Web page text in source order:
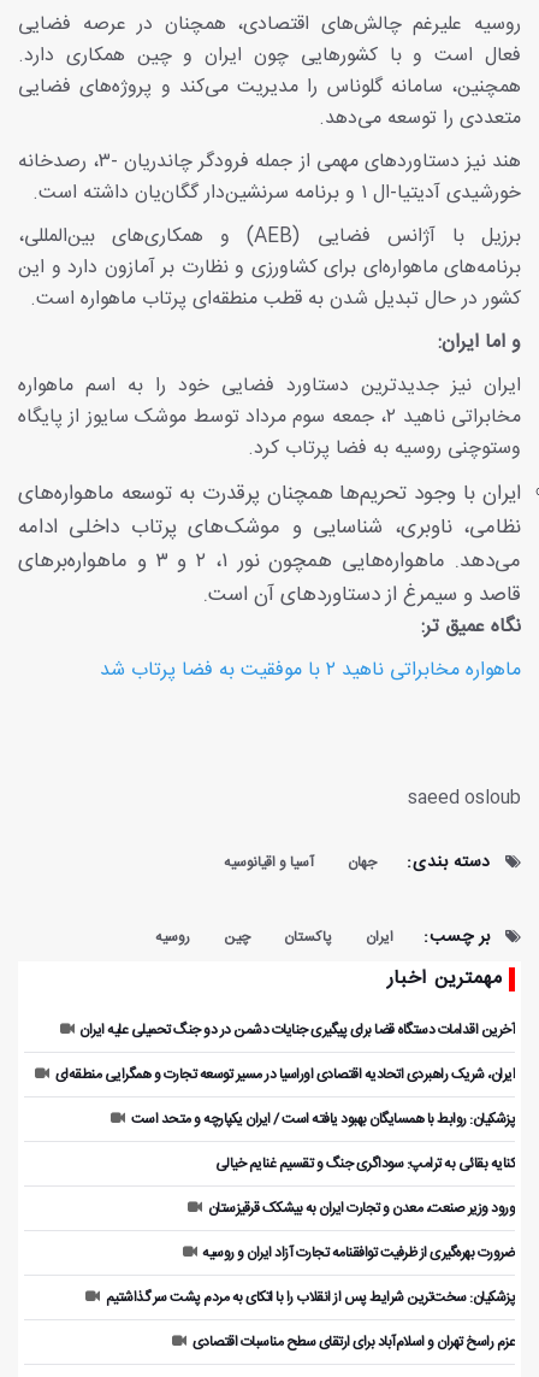
روسیه علیرغم چالش‌های اقتصادی، همچنان در عرصه فضایی
فعال است و با کشورهایی چون ایران و چین همکاری دارد.
همچنین، سامانه گلوناس را مدیریت می‌کند و پروژه‌های فضایی
متعددی را توسعه می‌دهد.
هند نیز دستاوردهای مهمی از جمله فرودگر چاندریان -۳، رصدخانه
خورشیدی آدیتیا-ال ۱ و برنامه سرنشین‌دار گگان‌یان داشته است.
برزیل با آژانس فضایی (AEB) و همکاری‌های بین‌المللی،
برنامه‌های ماهواره‌ای برای کشاورزی و نظارت بر آمازون دارد و این
کشور در حال تبدیل شدن به قطب منطقه‌ای پرتاب ماهواره است.
و اما ایران:
ایران نیز جدیدترین دستاورد فضایی خود را به اسم ماهواره
مخابراتی ناهید ۲، جمعه سوم مرداد توسط موشک سایوز از پایگاه
وستوچنی روسیه به فضا پرتاب کرد.
ایران با وجود تحریم‌ها همچنان پرقدرت به توسعه ماهواره‌های
نظامی، ناوبری، شناسایی و موشک‌های پرتاب داخلی ادامه
می‌دهد. ماهواره‌هایی همچون نور ۱، ۲ و ۳ و ماهواره‌برهای
قاصد و سیمرغ از دستاوردهای آن است.
نگاه عمیق تر:
ماهواره مخابراتی ناهید ۲ با موفقیت به فضا پرتاب شد
saeed osloub
دسته بندی: جهان آسیا و اقیانوسیه
بر چسب: ایران پاکستان چین روسیه
مهمترین اخبار
آخرین اقدامات دستگاه قضا برای پیگیری جنایات دشمن در دو جنگ تحمیلی علیه ایران
ایران، شریک راهبردی اتحادیه اقتصادی اوراسیا در مسیر توسعه تجارت و همگرایی منطقه‌ای
پزشکیان: روابط با همسایگان بهبود یافته است / ایران یکپارچه و متحد است
کنایه بقائی به ترامپ: سوداگری جنگ و تقسیم غنایم خیالی
ورود وزیر صنعت، معدن و تجارت ایران به بیشکک قرقیزستان
ضرورت بهره‌گیری از ظرفیت توافقنامه تجارت آزاد ایران و روسیه
پزشکیان: سخت‌ترین شرایط پس از انقلاب را با اتکای به مردم پشت سر گذاشتیم
عزم راسخ تهران و اسلام‌آباد برای ارتقای سطح مناسبات اقتصادی